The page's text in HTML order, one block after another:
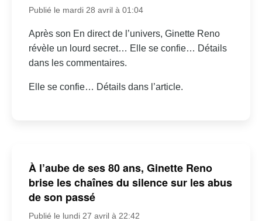
Publié le mardi 28 avril à 01:04
Après son En direct de l’univers, Ginette Reno
révèle un lourd secret… Elle se confie… Détails
dans les commentaires.
Elle se confie… Détails dans l’article.
À l’aube de ses 80 ans, Ginette Reno
brise les chaînes du silence sur les abus
de son passé
Publié le lundi 27 avril à 22:42